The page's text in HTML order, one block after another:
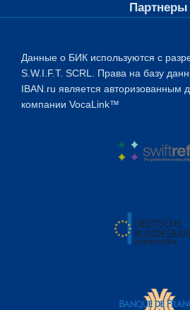
Партнеры
Данные о БИК используются с
S.W.I.F.T. SCRL. Права на базу
IBAN.ru является авторизованным
компании VocaLink™